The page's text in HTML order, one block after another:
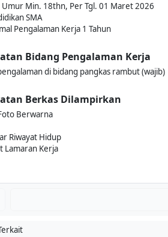
Umur Min. 18thn, Per Tgl. 01 Maret 2026
SMA
Pengalaman Kerja 1 Tahun
Bidang Pengalaman Kerja
di bidang pangkas rambut (wajib)
Berkas Dilampirkan
Berwarna
Riwayat Hidup
Lamaran Kerja